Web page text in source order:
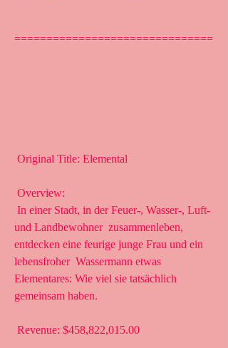
===============================
Original Title: Elemental
Overview:
und Landbewohner  zusammenleben,
entdecken eine feurige junge Frau und ein
lebensfroher  Wassermann etwas
Elementares: Wie viel sie tatsächlich
gemeinsam haben.
Revenue: $458,822,015.00